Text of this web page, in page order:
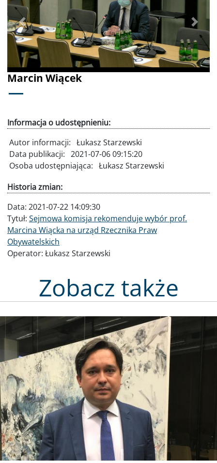
Marcin Wiącek
Poprzednie Dalej
Informacja o udostępnieniu:
Autor informacji: Łukasz Starzewski
Data publikacji: 2021-07-06 09:15:20
Osoba udostępniająca: Łukasz Starzewski
Historia zmian:
Data: 2021-07-22 14:09:30
Tytuł: Sejmowa komisja rekomenduje wybór prof.
Marcina Wiącka na urząd Rzecznika Praw
Obywatelskich
Operator: Łukasz Starzewski
Zobacz także
Obraz